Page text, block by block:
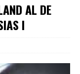
AL DE
I